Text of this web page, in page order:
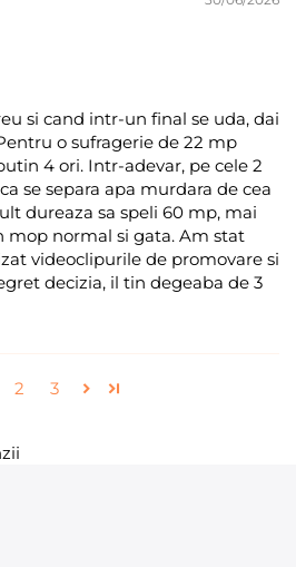
si cand intr-un final se uda, dai
o sufragerie de 22 mp
4 ori. Intr-adevar, pe cele 2
se separa apa murdara de cea
dureaza sa speli 60 mp, mai
mop normal si gata. Am stat
videoclipurile de promovare si
decizia, il tin degeaba de 3
2 3